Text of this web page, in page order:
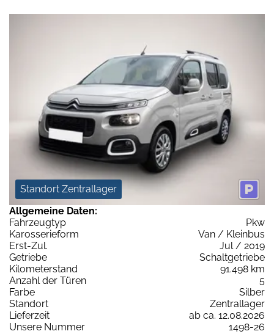
Standort Zentrallager
Allgemeine Daten:
Fahrzeugtyp
Pkw
Karosserieform
Van / Kleinbus
Erst-Zul.
Jul / 2019
Getriebe
Schaltgetriebe
Kilometerstand
91.498 km
Anzahl der Türen
5
Farbe
Silber
Standort
Zentrallager
Lieferzeit
ab ca. 12.08.2026
Unsere Nummer
1498-26